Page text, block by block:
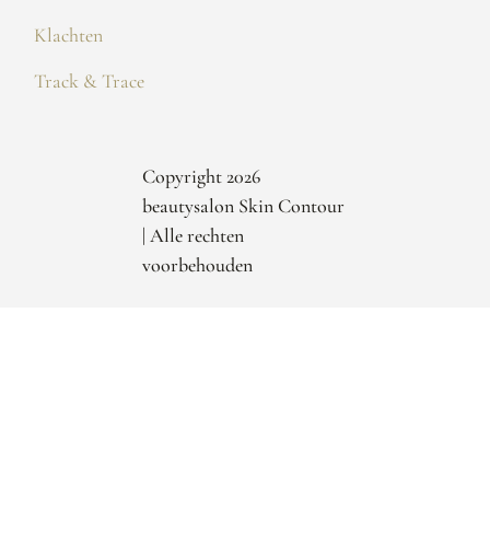
Klachten
Track & Trace
Copyright 2026
beautysalon Skin Contour
| Alle rechten
voorbehouden